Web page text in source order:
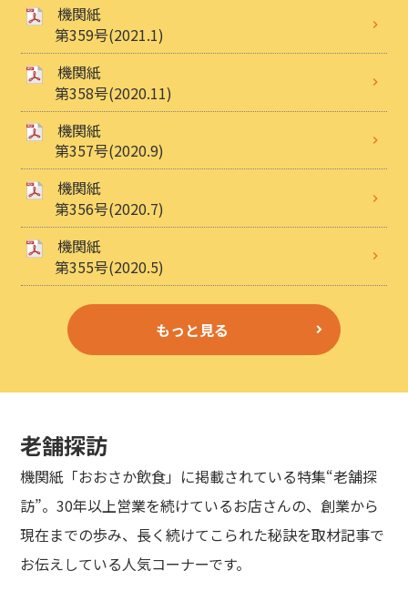
機関紙
第359号(2021.1)
機関紙
第358号(2020.11)
機関紙
第357号(2020.9)
機関紙
第356号(2020.7)
機関紙
第355号(2020.5)
もっと見る
老舗探訪
機関紙「おおさか飲食」に掲載されている特集“老舗探
訪”。30年以上営業を続けているお店さんの、創業から
現在までの歩み、長く続けてこられた秘訣を取材記事で
お伝えしている人気コーナーです。